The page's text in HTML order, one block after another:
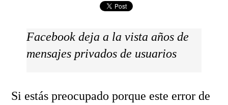
Facebook deja a la vista años de
mensajes privados de usuarios
Si estás preocupado porque este error de